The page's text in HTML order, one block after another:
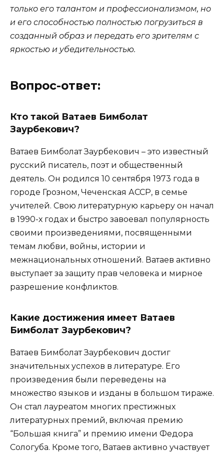
только его талантом и профессионализмом, но
и его способностью полностью погрузиться в
созданный образ и передать его зрителям с
яркостью и убедительностью.
Вопрос-ответ:
Кто такой Ватаев Бимболат
Заурбекович?
Ватаев Бимболат Заурбекович – это известный
русский писатель, поэт и общественный
деятель. Он родился 10 сентября 1973 года в
городе Грозном, Чеченская АССР, в семье
учителей. Свою литературную карьеру он начал
в 1990-х годах и быстро завоевал популярность
своими произведениями, посвященными
темам любви, войны, истории и
межнациональных отношений. Ватаев активно
выступает за защиту прав человека и мирное
разрешение конфликтов.
Какие достижения имеет Ватаев
Бимболат Заурбекович?
Ватаев Бимболат Заурбекович достиг
значительных успехов в литературе. Его
произведения были переведены на
множество языков и изданы в большом тираже.
Он стал лауреатом многих престижных
литературных премий, включая премию
“Большая книга” и премию имени Федора
Сологуба. Кроме того, Ватаев активно участвует